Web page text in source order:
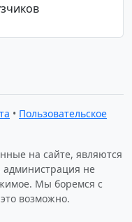
• Пользовательское
на сайте, являются
не
Мы боремся с
возможно.